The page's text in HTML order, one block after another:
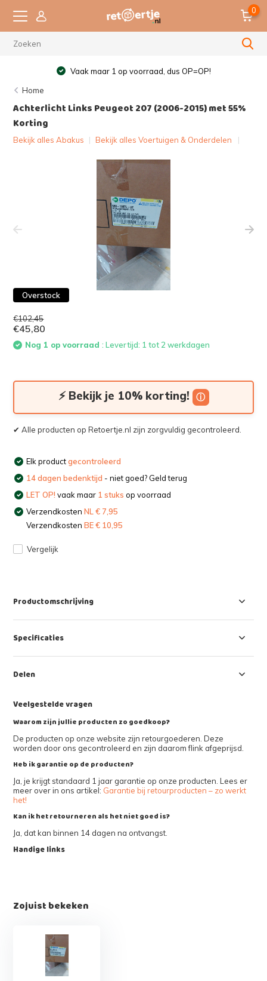
0
Vaak maar 1 op voorraad, dus OP=OP!
Home
Achterlicht Links Peugeot 207 (2006-2015) met 55%
Korting
Bekijk alles Abakus | Bekijk alles Voertuigen & Onderdelen
Overstock
€102,45
€45,80
Nog 1 op voorraad: Levertijd: 1 tot 2 werkdagen
⚡ Bekijk je 10% korting! ⓘ
✔ Alle producten op Retoertje.nl zijn zorgvuldig gecontroleerd.
Elk productgecontroleerd
14 dagen bedenktijd - niet goed? Geld terug
LET OP! vaak maar 1 stuks op voorraad
VerzendkostenNL € 7,95
VerzendkostenBE € 10,95
Vergelijk
Productomschrijving
Specificaties
Delen
Veelgestelde vragen
Waarom zijn jullie producten zo goedkoop?
De producten op onze website zijn retourgoederen. Deze
worden door ons gecontroleerd en zijn daarom flink afgeprijsd.
Heb ik garantie op de producten?
Ja, je krijgt standaard 1 jaar garantie op onze producten. Lees er
meer over in ons artikel: Garantie bij retourproducten – zo werkt
het!
Kan ik het retourneren als het niet goed is?
Ja, dat kan binnen 14 dagen na ontvangst.
Handige links
Zojuist bekeken